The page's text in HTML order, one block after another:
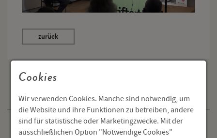
Programm
Veranstaltungen
Cookies
Wir verwenden Cookies. Manche sind notwendig, um
die Website und ihre Funktionen zu betreiben, andere
sind für statistische oder Marketingzwecke. Mit der
ausschließlichen Option "Notwendige Cookies"